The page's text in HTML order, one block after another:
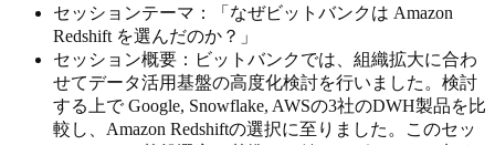
セッションテーマ：「なぜビットバンクは Amazon
Redshift を選んだのか？」
セッション概要：ビットバンクでは、組織拡大に合わ
せてデータ活用基盤の高度化検討を行いました。検討
する上で Google, Snowflake, AWSの3社のDWH製品を比
較し、Amazon Redshiftの選択に至りました。このセッ